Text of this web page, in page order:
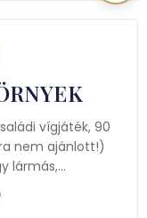
vígjáték, 90
nem ajánlott!)
lármás,…